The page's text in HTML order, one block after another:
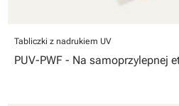
Tabliczki z nadrukiem UV
PUV-PWF - Na samoprzylepnej